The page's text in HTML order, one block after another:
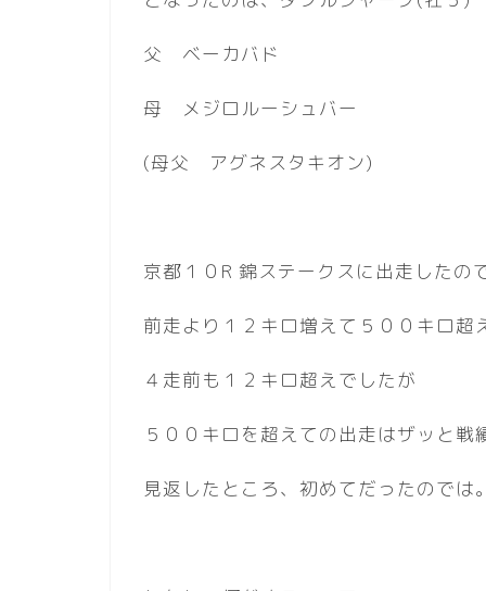
父 ベーカバド
母 メジロルーシュバー
(母父 アグネスタキオン)
京都１０R 錦ステークスに出走したの
前走より１２キロ増えて５００キロ超
４走前も１２キロ超えでしたが
５００キロを超えての出走はザッと戦
見返したところ、初めてだったのでは。